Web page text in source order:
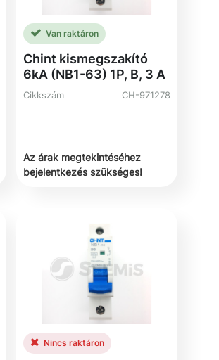
Van raktáron
Chint kismegszakító
6kA (NB1-63) 1P, B, 3 A
Cikkszám CH-971278
Az árak megtekintéséhez
bejelentkezés szükséges!
Nincs raktáron